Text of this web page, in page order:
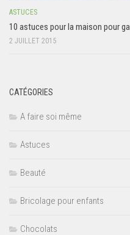
ASTUCES
10 astuces pour la maison pour
2 JUILLET 2015
CATÉGORIES
A faire soi même
Astuces
Beauté
Bricolage pour enfants
Chocolats